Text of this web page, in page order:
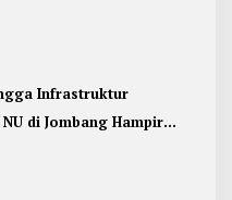
Infrastruktur
di Jombang Hampir